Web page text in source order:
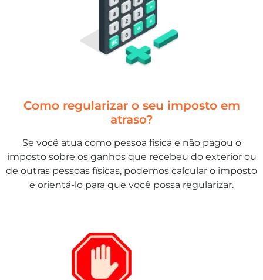
Como regularizar o seu imposto em
atraso?
Se você atua como pessoa física e não pagou o
imposto sobre os ganhos que recebeu do exterior ou
de outras pessoas físicas, podemos calcular o imposto
e orientá-lo para que você possa regularizar.